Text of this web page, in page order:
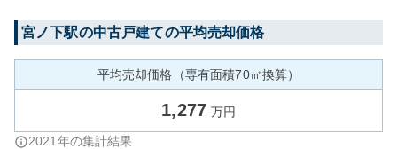
宮ノ下駅の中古戸建ての平均売却価格
平均売却価格（専有面積70㎡換算）
1,277 万円
2021 年の集計結果